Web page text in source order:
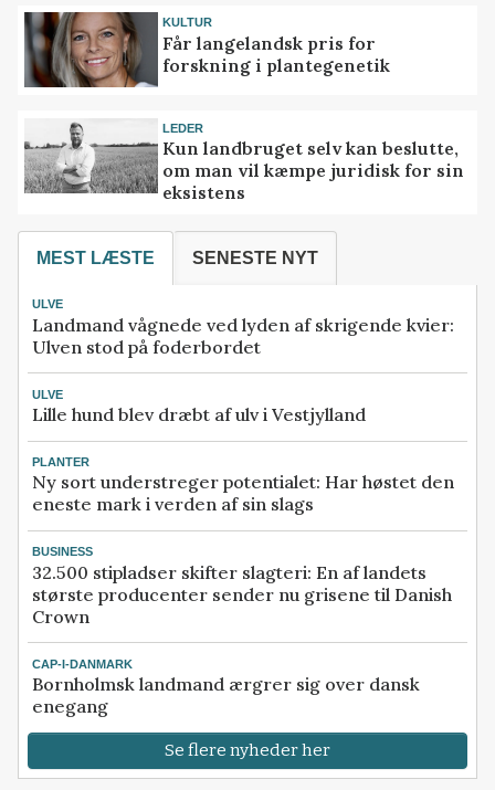
KULTUR
Får langelandsk pris for
forskning i plantegenetik
LEDER
Kun landbruget selv kan beslutte,
om man vil kæmpe juridisk for sin
eksistens
MEST LÆSTE SENESTE NYT
ULVE
Landmand vågnede ved lyden af skrigende kvier:
Ulven stod på foderbordet
ULVE
Lille hund blev dræbt af ulv i Vestjylland
PLANTER
Ny sort understreger potentialet: Har høstet den
eneste mark i verden af sin slags
BUSINESS
32.500 stipladser skifter slagteri: En af landets
største producenter sender nu grisene til Danish
Crown
CAP-I-DANMARK
Bornholmsk landmand ærgrer sig over dansk
enegang
Se flere nyheder her